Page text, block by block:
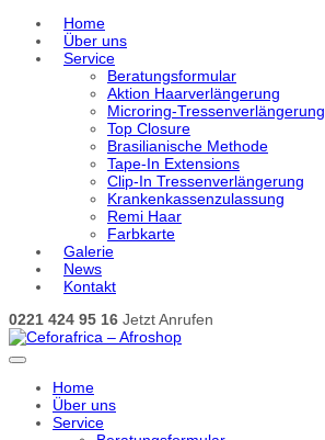
Home
Über uns
Service
Beratungsformular
Aktion Haarverlängerung
Microring-Tressenverlängerung
Top Closure
Brasilianische Methode
Tape-In Extensions
Clip-In Tressenverlängerung
Krankenkassenzulassung
Remi Haar
Farbkarte
Galerie
News
Kontakt
0221 424 95 16 Jetzt Anrufen
Home
Über uns
Service